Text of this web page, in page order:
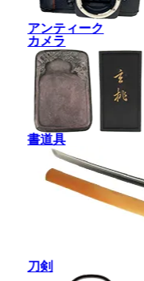
アンティーク
カメラ
書道具
刀剣